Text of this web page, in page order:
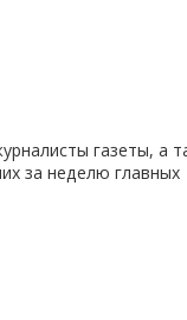
газеты, а
за неделю главных